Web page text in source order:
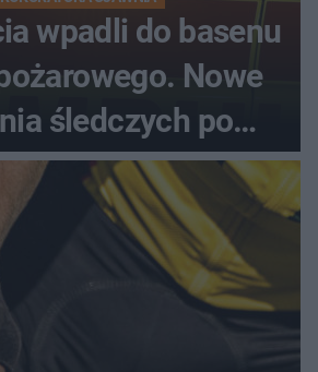
wpadli do basenu
Nowe
śledczych po
akcji